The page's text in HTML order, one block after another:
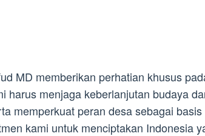
MD memberikan perhatian khusus
harus menjaga keberlanjutan budaya
memperkuat peran desa sebagai
kami untuk menciptakan Indonesia